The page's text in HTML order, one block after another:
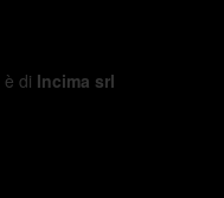
è di Incima srl